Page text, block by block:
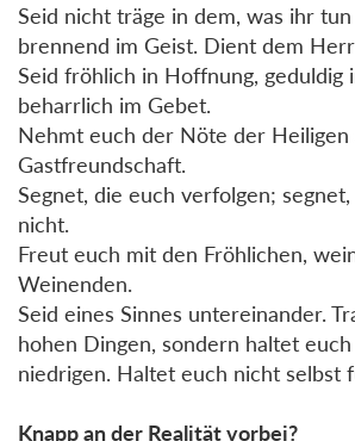
Seid nicht träge in dem, was ihr tun
brennend im Geist. Dient dem
Seid fröhlich in Hoffnung, geduldig
beharrlich im Gebet.
Nehmt euch der Nöte der Heiligen
Gastfreundschaft.
Segnet, die euch verfolgen;
nicht.
Freut euch mit den Fröhlichen,
Weinenden.
Seid eines Sinnes untereinander.
hohen Dingen, sondern haltet
niedrigen. Haltet euch nicht selbst
Knapp an der Realität vorbei?